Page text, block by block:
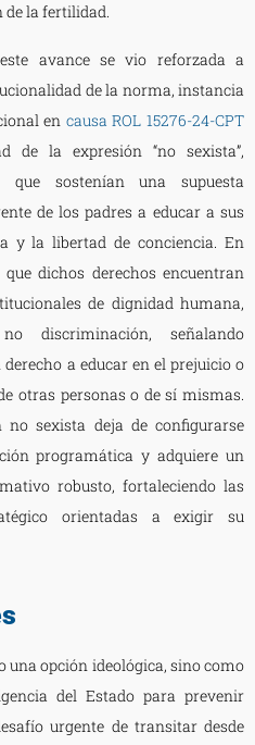
la fertilidad.
avance se vio reforzada a
de la norma, instancia
en causa ROL 15276-24-CPT
de la expresión “no sexista”,
que sostenían una supuesta
de los padres a educar a sus
y la libertad de conciencia. En
dichos derechos encuentran
de dignidad humana,
discriminación, señalando
a educar en el prejuicio o
otras personas o de sí mismas.
no sexista deja de configurarse
programática y adquiere un
robusto, fortaleciendo las
orientadas a exigir su
una opción ideológica, sino como
del Estado para prevenir
urgente de transitar desde